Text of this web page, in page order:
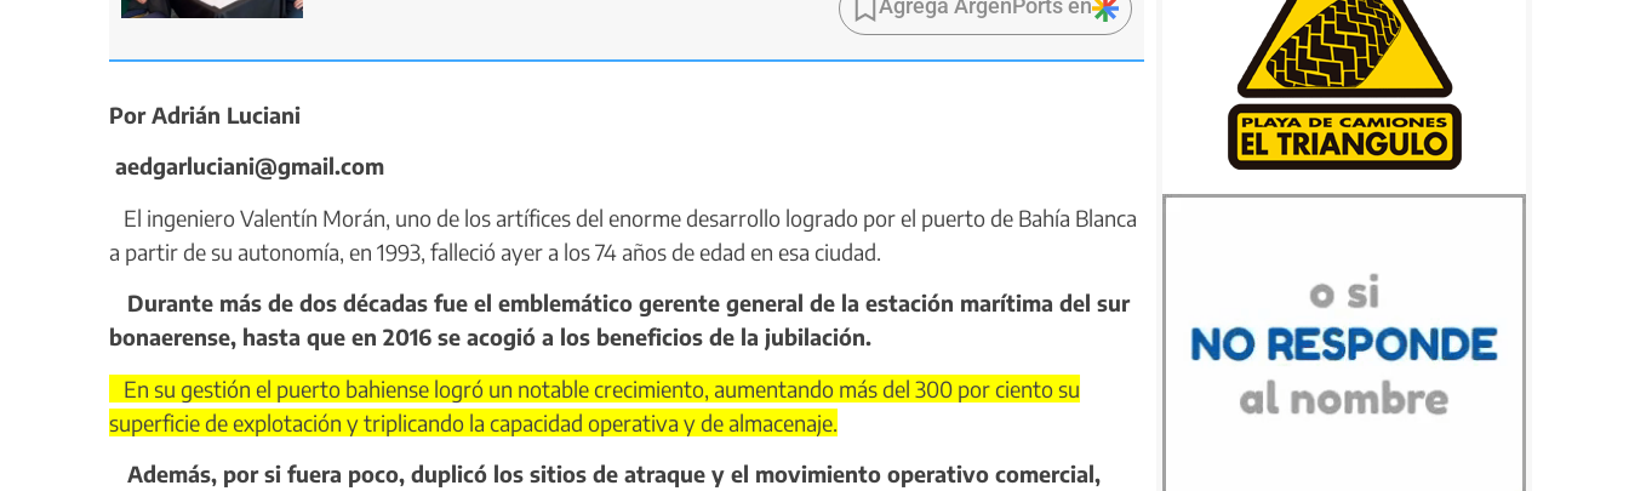
Agregá ArgenPorts en
Por Adrián Luciani
aedgarluciani@gmail.com
El ingeniero Valentín Morán, uno de los artífices del enorme desarrollo logrado por el puerto de Bahía Blanca
a partir de su autonomía, en 1993, falleció ayer a los 74 años de edad en esa ciudad.
Durante más de dos décadas fue el emblemático gerente general de la estación marítima del sur
bonaerense, hasta que en 2016 se acogió a los beneficios de la jubilación.
En su gestión el puerto bahiense logró un notable crecimiento, aumentando más del 300 por ciento su
superficie de explotación y triplicando la capacidad operativa y de almacenaje.
Además, por si fuera poco, duplicó los sitios de atraque y el movimiento operativo comercial,